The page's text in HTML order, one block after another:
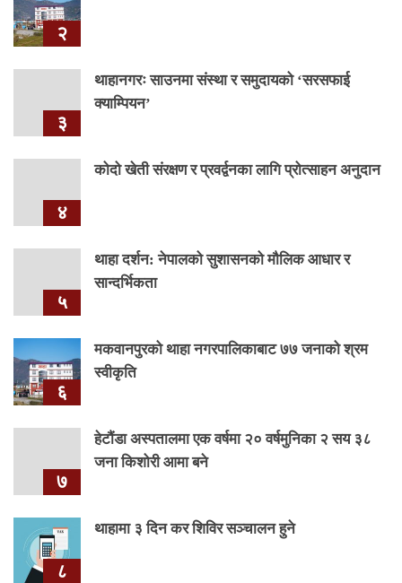
२
३
थाहानगरः साउनमा संस्था र समुदायको ‘सरसफाई
क्याम्पियन’
४
कोदो खेती संरक्षण र प्रवर्द्वनका लागि प्रोत्साहन अनुदान
५
थाहा दर्शन: नेपालको सुशासनको मौलिक आधार र
सान्दर्भिकता
६
मकवानपुरको थाहा नगरपालिकाबाट ७७ जनाको श्रम
स्वीकृति
७
हेटौंडा अस्पतालमा एक वर्षमा २० वर्षमुनिका २ सय ३८
जना किशोरी आमा बने
८
थाहामा ३ दिन कर शिविर सञ्चालन हुने